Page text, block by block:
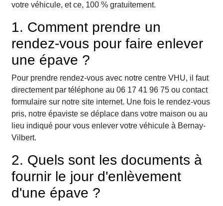
votre véhicule, et ce, 100 % gratuitement.
1. Comment prendre un
rendez-vous pour faire enlever
une épave ?
Pour prendre rendez-vous avec notre centre VHU, il faut
directement par téléphone au 06 17 41 96 75 ou contact
formulaire sur notre site internet. Une fois le rendez-vous
pris, notre épaviste se déplace dans votre maison ou au
lieu indiqué pour vous enlever votre véhicule à Bernay-
Vilbert.
2. Quels sont les documents à
fournir le jour d'enlèvement
d'une épave ?